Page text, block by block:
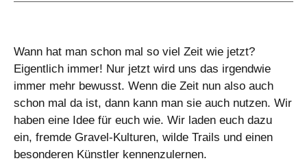
Wann hat man schon mal so viel Zeit wie jetzt?
Eigentlich immer! Nur jetzt wird uns das irgendwie
immer mehr bewusst. Wenn die Zeit nun also auch
schon mal da ist, dann kann man sie auch nutzen. Wir
haben eine Idee für euch wie. Wir laden euch dazu
ein, fremde Gravel-Kulturen, wilde Trails und einen
besonderen Künstler kennenzulernen.